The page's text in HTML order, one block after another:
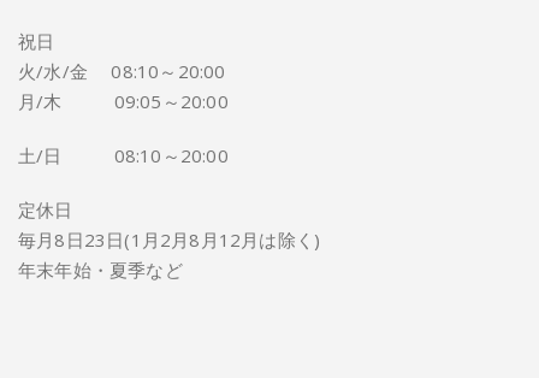
祝日
火/水/金 08:10～20:00
月/木 09:05～20:00
土/日 08:10～20:00
定休日
毎月8日23日(1月2月8月12月は除く)
年末年始・夏季など